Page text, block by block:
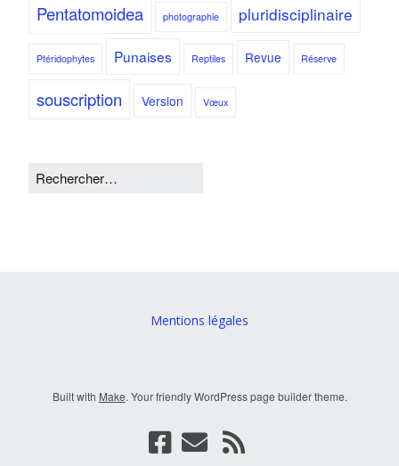
Pentatomoidea photographie pluridisciplinaire
Ptéridophytes Punaises Reptiles Revue Réserve
souscription Version Vœux
Mentions légales
Built with Make. Your friendly WordPress page builder theme.